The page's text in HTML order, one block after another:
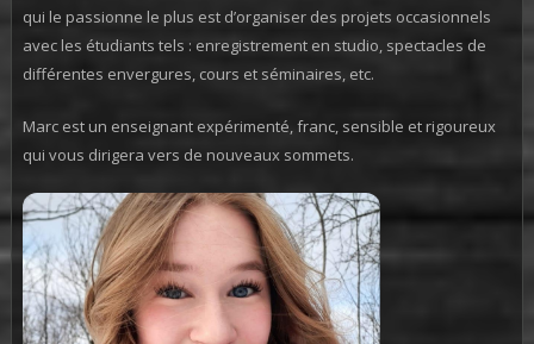
qui le passionne le plus est d’organiser des projets occasionnels
avec les étudiants tels : enregistrement en studio, spectacles de
différentes envergures, cours et séminaires, etc.
Marc est un enseignant expérimenté, franc, sensible et rigoureux
qui vous dirigera vers de nouveaux sommets.